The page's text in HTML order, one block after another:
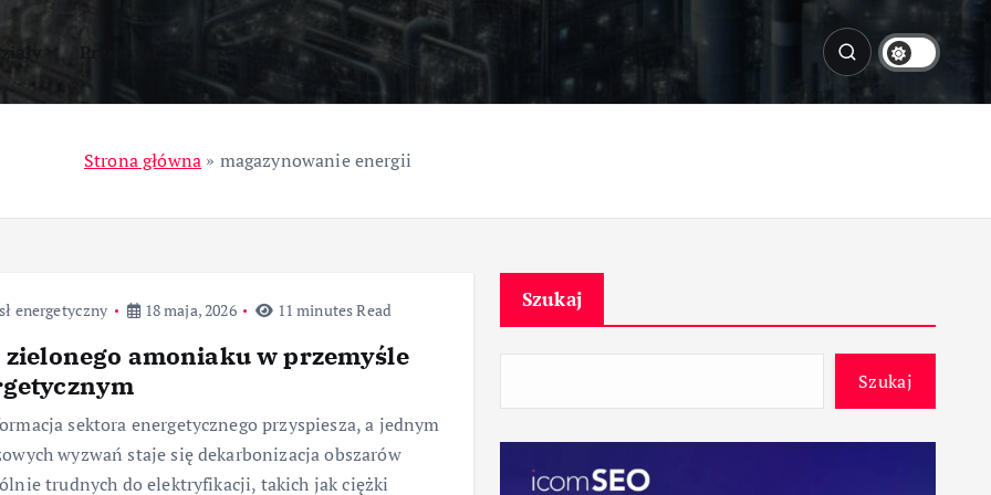
Przemysł
Strona główna » magazynowanie energii
energetyczny 18 maja, 2026 11 minutes Read
zielonego amoniaku w przemyśle
sektora energetycznego przyspiesza, a jednym
wyzwań staje się dekarbonizacja obszarów
trudnych do elektryfikacji, takich jak ciężki
Szukaj
Szukaj